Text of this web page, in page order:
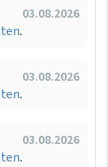
03.08.2026
.
03.08.2026
.
03.08.2026
.